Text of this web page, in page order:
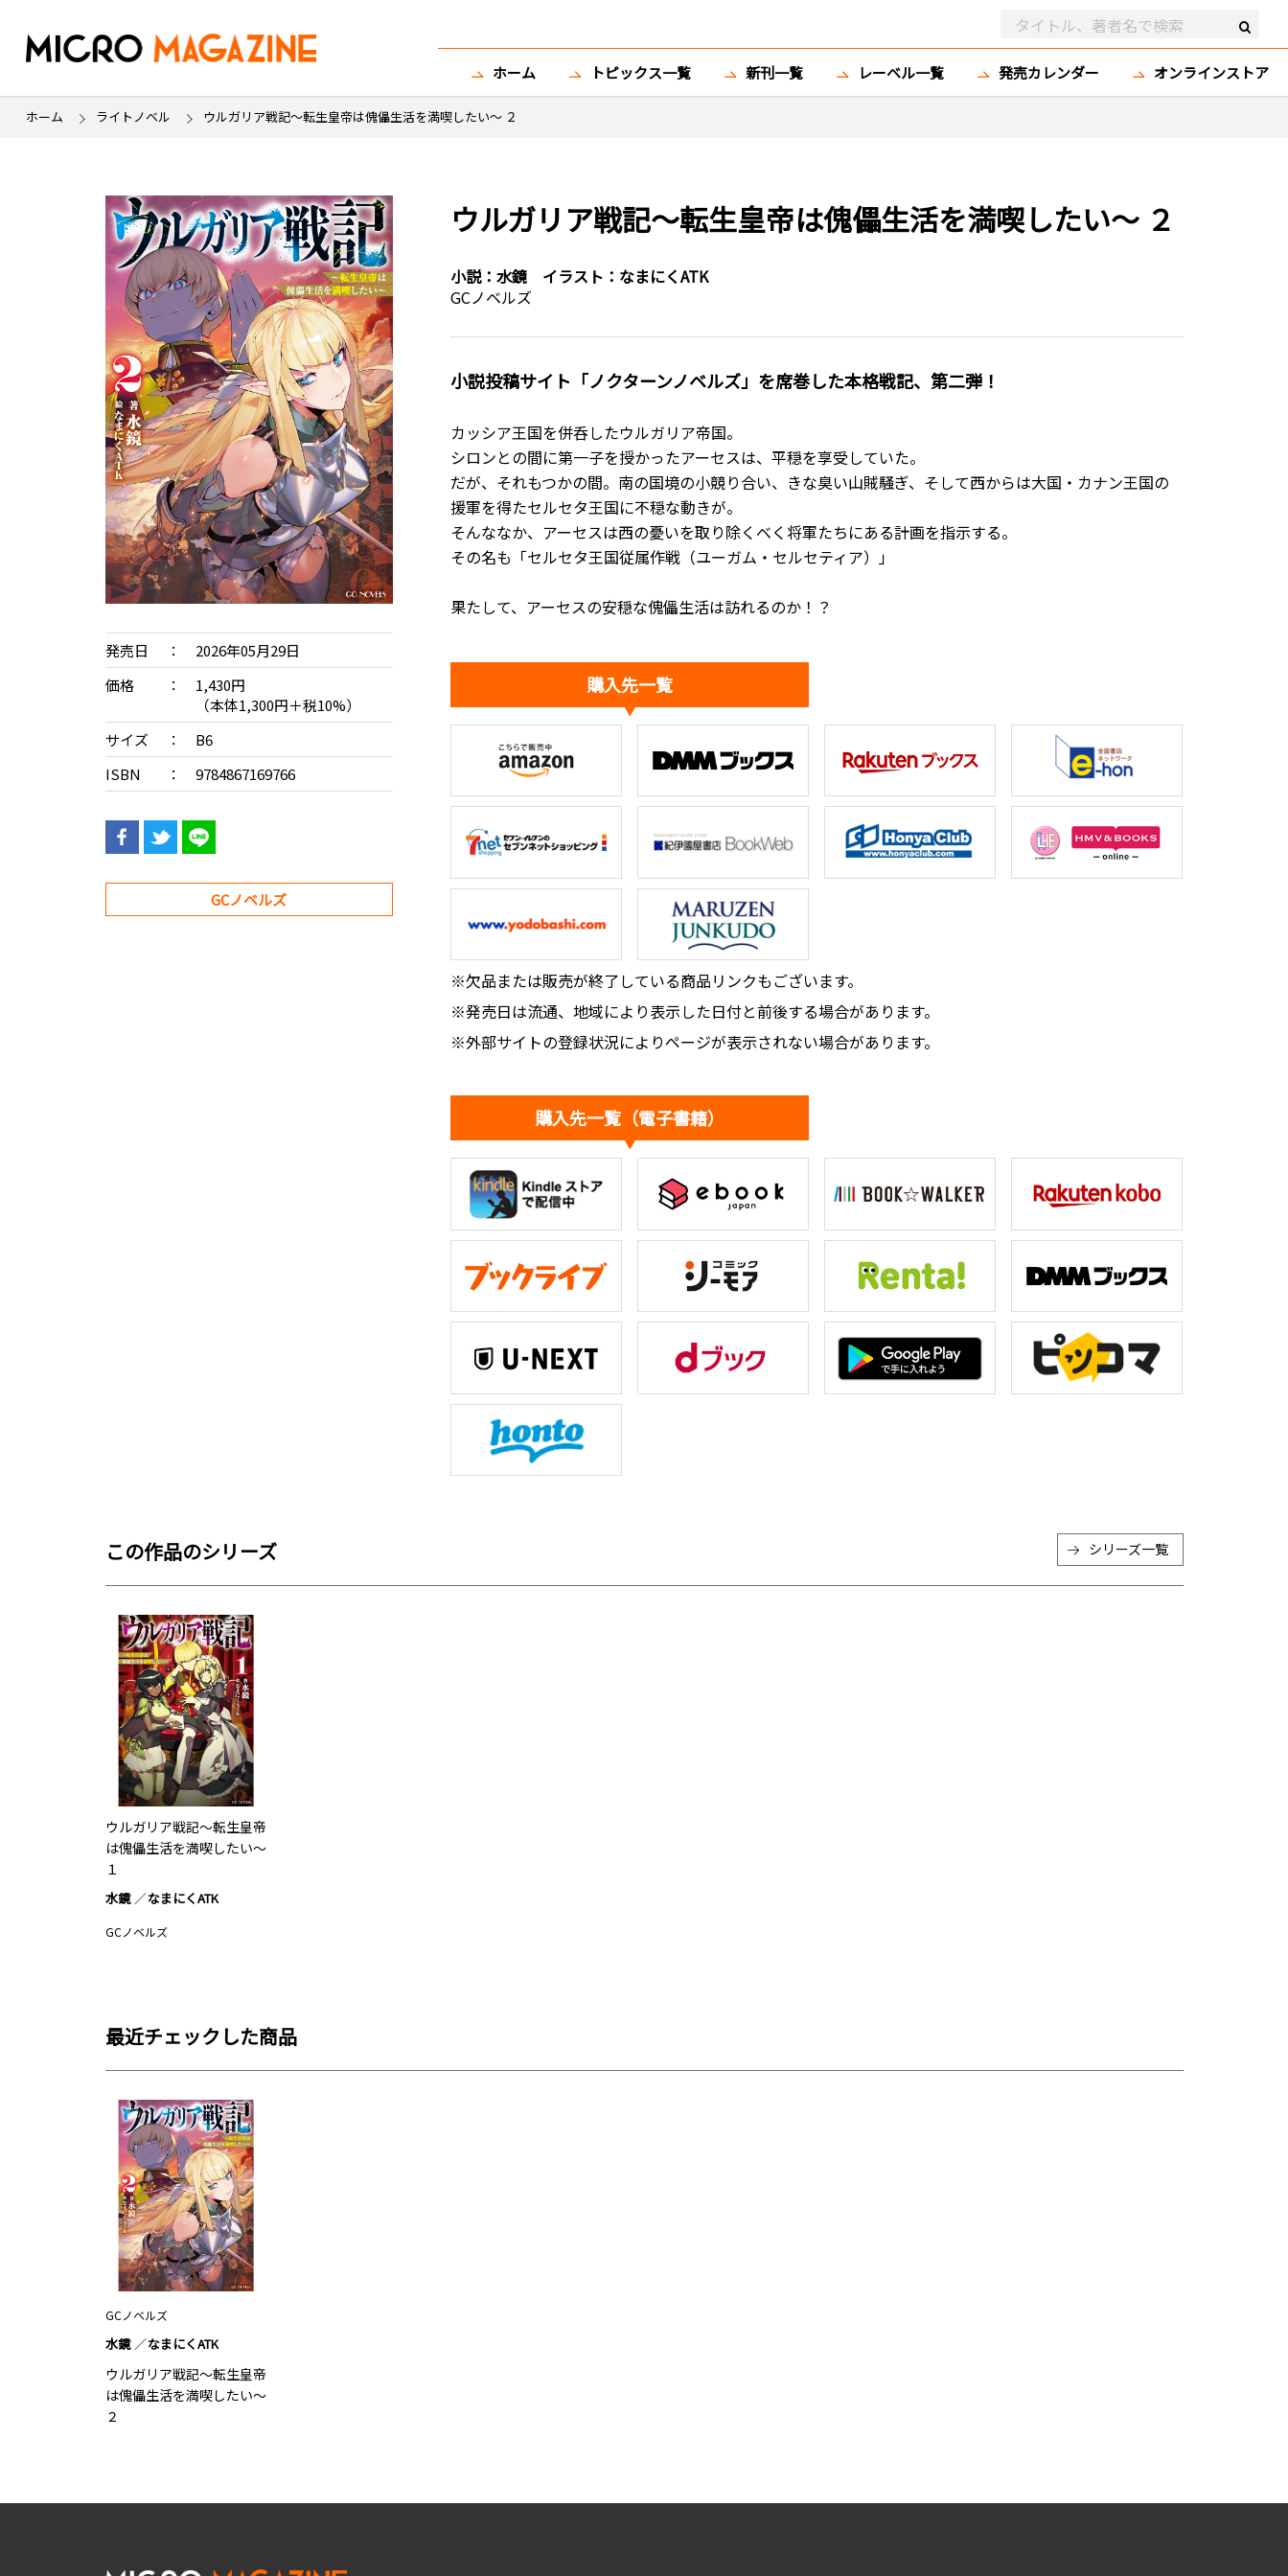
ホーム トピックス一覧 新刊一覧 レーベル一覧 発売カレンダー オンラインストア
ホーム ライトノベル ウルガリア戦記～転生皇帝は傀儡生活を満喫したい～ ２
発売日
2026年05月29日
価格
1,430円
（本体1,300円＋税10%）
サイズ
B6
ISBN
9784867169766
GCノベルズ
ウルガリア戦記～転生皇帝は傀儡生活を満喫したい～ ２
小説： 水鏡 イラスト： なまにくATK
GCノベルズ
小説投稿サイト「ノクターンノベルズ」を席巻した本格戦記、第二弾！
カッシア王国を併呑したウルガリア帝国。
シロンとの間に第一子を授かったアーセスは、平穏を享受していた。
だが、それもつかの間。南の国境の小競り合い、きな臭い山賊騒ぎ、そして西からは大国・カナン王国の
援軍を得たセルセタ王国に不穏な動きが。
そんななか、アーセスは西の憂いを取り除くべく将軍たちにある計画を指示する。
その名も「セルセタ王国従属作戦（ユーガム・セルセティア）」――
果たして、アーセスの安穏な傀儡生活は訪れるのか！？
購入先一覧
※欠品または販売が終了している商品リンクもございます。
※発売日は流通、地域により表示した日付と前後する場合があります。
※外部サイトの登録状況によりページが表示されない場合があります。
購入先一覧（電子書籍）
この作品のシリーズ シリーズ一覧
ウルガリア戦記～転生皇帝
は傀儡生活を満喫したい～
１
水鏡 なまにくATK
GCノベルズ
最近チェックした商品
GCノベルズ
水鏡 なまにくATK
ウルガリア戦記～転生皇帝
は傀儡生活を満喫したい～
２